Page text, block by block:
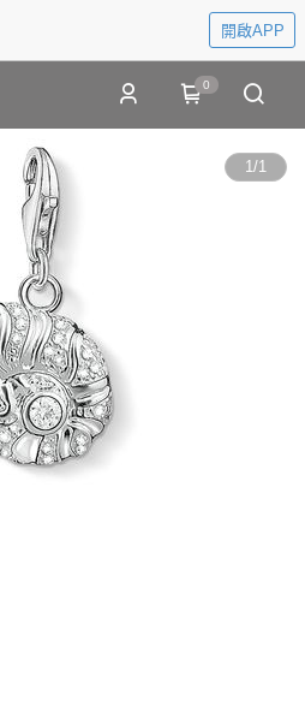
開啟APP
0
1/1